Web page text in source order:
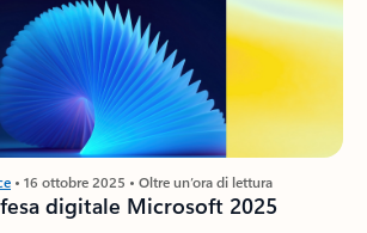
• 16 ottobre 2025 • Oltre un’ora di lettura
digitale Microsoft 2025